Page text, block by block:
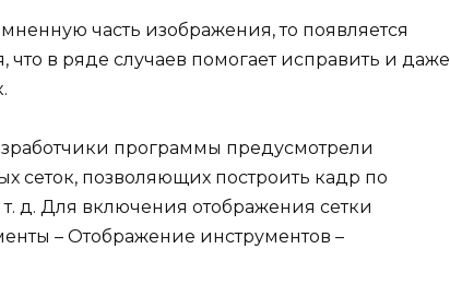
часть изображения, то появляется
в ряде случаев помогает исправить и даже
программы предусмотрели
сеток, позволяющих построить кадр по
д. Для включения отображения сетки
– Отображение инструментов –